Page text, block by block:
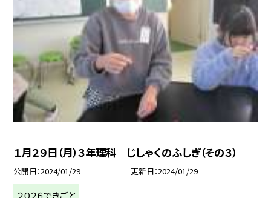
１月２９日（月）３年理科 じしゃくのふしぎ（その３）
公開日 2024/01/29 更新日 2024/01/29
２０２６できごと